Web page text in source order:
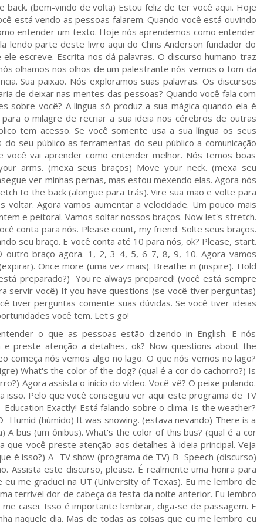
back. (bem-vindo de volta) Estou feliz de ter você aqui. Hoje
está vendo as pessoas falarem. Quando você está ouvindo
entender um texto. Hoje nós aprendemos como entender
lendo parte deste livro aqui do Chris Anderson fundador do
escreve. Escrita nos dá palavras. O discurso humano traz
olhamos nos olhos de um palestrante nós vemos o tom da
Sua paixão. Nós exploramos suas palavras. Os discursos
de deixar nas mentes das pessoas? Quando você fala com
você? A língua só produz a sua mágica quando ela é
o milagre de recriar a sua ideia nos cérebros de outras
tem acesso. Se você somente usa a sua língua os seus
seu público as ferramentas do seu público a comunicação
você vai aprender como entender melhor. Nós temos boas
arms. (mexa seus braços) Move your neck. (mexa seu
ver minhas pernas, mas estou mexendo elas. Agora nós
to the back (alongue para trás). Vire sua mão e volte para
Agora vamos aumentar a velocidade. Um pouco mais
e peitoral. Vamos soltar nossos braços. Now let's stretch.
conta para nós. Please count, my friend. Solte seus braços.
seu braço. E você conta até 10 para nós, ok? Please, start.
outro braço agora. 1, 2, 3 4, 5, 6 7, 8, 9, 10. Agora vamos
Once more (uma vez mais). Breathe in (inspire). Hold
preparado?) You're always prepared! (você está sempre
servir você) If you have questions (se você tiver perguntas)
tiver perguntas comente suas dúvidas. Se você tiver ideias
você tem. Let's go!
o que as pessoas estão dizendo in English. E nós
preste atenção a detalhes, ok? Now questions about the
começa nós vemos algo no lago. O que nós vemos no lago?
What's the color of the dog? (qual é a cor do cachorro?) Is
Agora assista o início do vídeo. Você vê? O peixe pulando.
isso. Pelo que você conseguiu ver aqui este programa de TV
Exactly! Está falando sobre o clima. Is the weather?
Humid (húmido) It was snowing. (estava nevando) There is a
bus (um ônibus). What's the color of this bus? (qual é a cor
você preste atenção aos detalhes à ideia principal. Veja
é isso?) A- TV show (programa de TV) B- Speech (discurso)
Assista este discurso, please. É realmente uma honra para
me graduei na UT (University of Texas). Eu me lembro de
terrível dor de cabeça da festa da noite anterior. Eu lembro
casei. Isso é importante lembrar, diga-se de passagem. E
naquele dia. Mas de todas as coisas que eu me lembro eu